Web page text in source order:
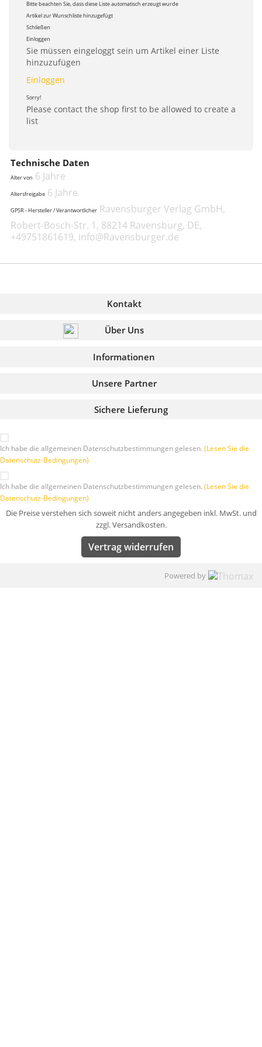
Bitte beachten Sie, dass diese Liste automatisch erzeugt wurde
Artikel zur Wunschliste hinzugefügt
Schließen
Einloggen
Sie müssen eingeloggt sein um Artikel einer Liste
hinzuzufügen
Einloggen
Sorry!
Please contact the shop first to be allowed to create a
list
Technische Daten
Alter von 6 Jahre
Altersfreigabe 6 Jahre
GPSR - Hersteller / Verantwortlicher Ravensburger Verlag GmbH,
Robert-Bosch-Str. 1, 88214 Ravensburg, DE,
+49751861619, info@Ravensburger.de
Kontakt
Über Uns
Informationen
Sichere Lieferung
Unsere Partner
Ich habe die allgemeinen Datenschutzbestimmungen gelesen. (Lesen Sie die
Datenschutz-Bedingungen)
Ich habe die allgemeinen Datenschutzbestimmungen gelesen. (Lesen Sie die
Datenschutz-Bedingungen)
Die Preise verstehen sich soweit nicht anders angegeben inkl. MwSt. und
zzgl. Versandkosten.
Vertrag widerrufen
Powered by